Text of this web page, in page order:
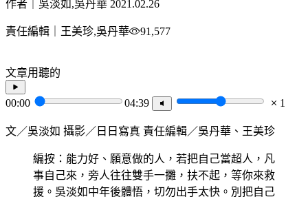
作者｜吳淡如,吳丹華 2021.02.26
責任編輯｜王美珍,吳丹華 91,577
文章用聽的
00:00 04:39 1
文／吳淡如 攝影／日日寫真 責任編輯／吳丹華、王美珍
編按：能力好、願意做的人，若把自己當超人，凡
事自己來，旁人往往雙手一攤，扶不起，等你來救
援。吳淡如中年後體悟，切勿出手太快。別把自己